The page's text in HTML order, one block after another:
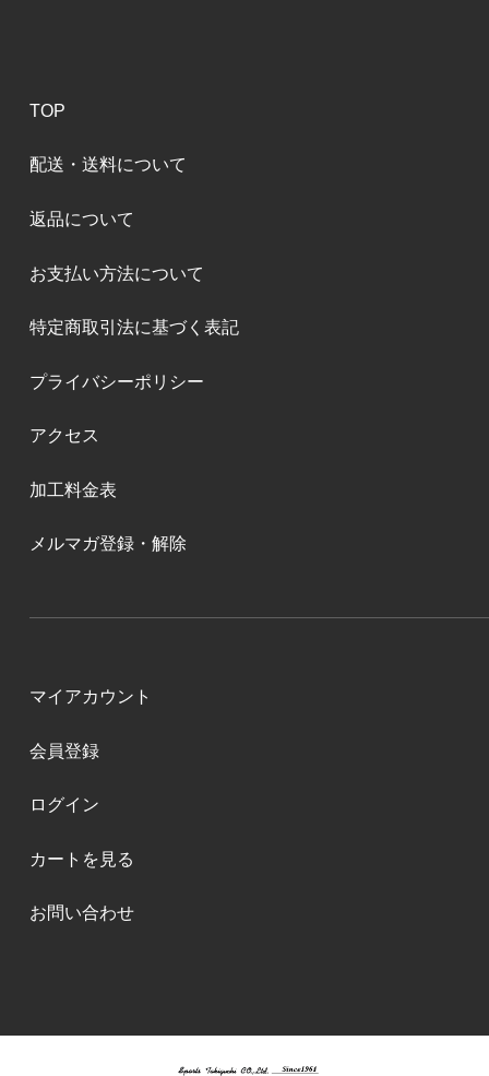
TOP
配送・送料について
返品について
お支払い方法について
特定商取引法に基づく表記
プライバシーポリシー
アクセス
加工料金表
メルマガ登録・解除
マイアカウント
会員登録
ログイン
カートを見る
お問い合わせ